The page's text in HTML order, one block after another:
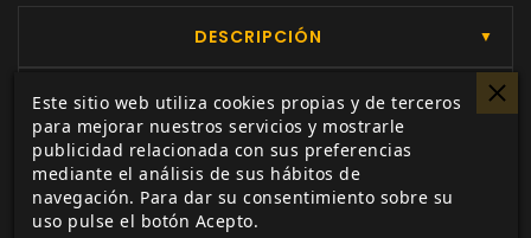
DESCRIPCIÓN ▼
Lances es un juego interpretativo para dos o
más jugadores que recrea el ambiente del
siglo XVII en España, pero convirtiendo cada
partida en una representación teatral del
Este sitio web utiliza cookies propias y de terceros
para mejorar nuestros servicios y mostrarle
publicidad relacionada con sus preferencias
mediante el análisis de sus hábitos de
navegación. Para dar su consentimiento sobre su
uso pulse el botón Acepto.